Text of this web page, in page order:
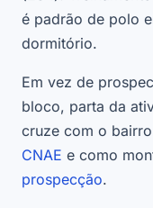
é padrão de polo
dormitório.
Em vez de
bloco, parta da
cruze com o
CNAE e como
prospecção.